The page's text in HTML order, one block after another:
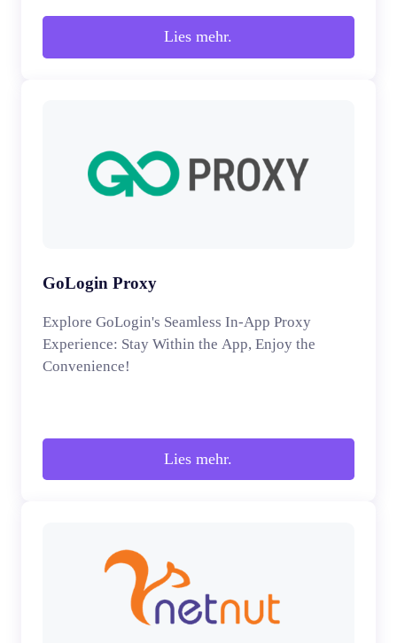
Lies mehr.
GoLogin Proxy
Explore GoLogin's Seamless In-App Proxy
Experience: Stay Within the App, Enjoy the
Convenience!
Lies mehr.